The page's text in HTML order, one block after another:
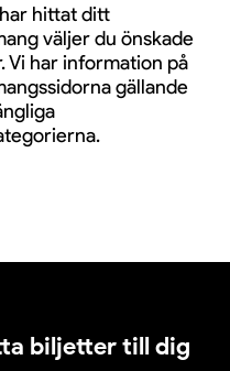
hittat ditt
väljer du önskade
Vi har information på
gällande
biljetter till dig